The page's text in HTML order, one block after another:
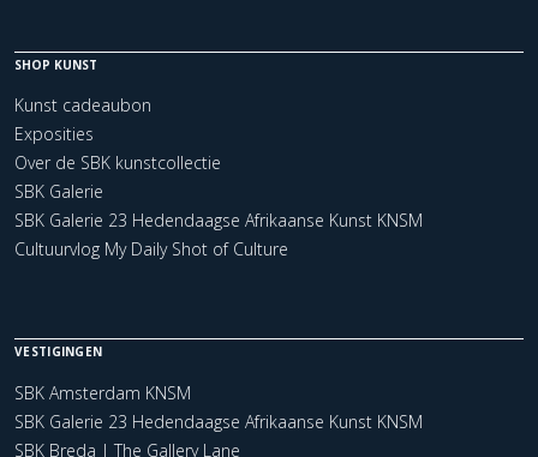
SHOP KUNST
Kunst cadeaubon
Exposities
Over de SBK kunstcollectie
SBK Galerie
SBK Galerie 23 Hedendaagse Afrikaanse Kunst KNSM
Cultuurvlog My Daily Shot of Culture
VESTIGINGEN
SBK Amsterdam KNSM
SBK Galerie 23 Hedendaagse Afrikaanse Kunst KNSM
SBK Breda | The Gallery Lane